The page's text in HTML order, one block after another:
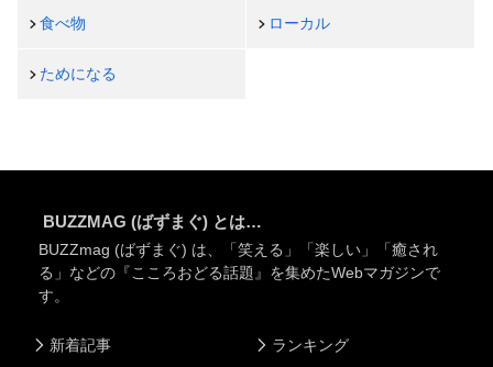
食べ物 ローカル
ためになる
BUZZMAG (ばずまぐ) とは…
BUZZmag (ばずまぐ) は、「笑える」「楽しい」「癒され
る」などの『こころおどる話題』を集めたWebマガジンで
す。
新着記事 ランキング